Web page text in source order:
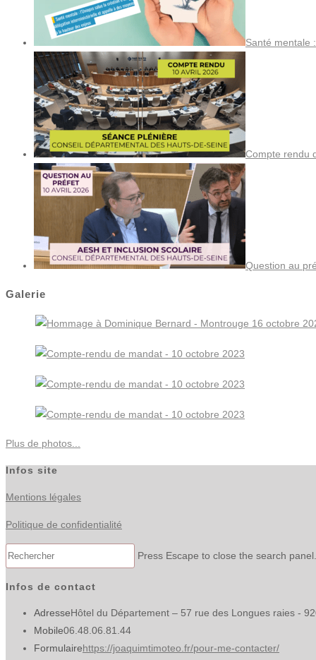
Santé mentale
Compte rendu
Question au
Galerie
Plus de photos...
Infos site
Mentions légales
Politique de confidentialité
Press Escape to close the search panel.
Infos de contact
AdresseHôtel du Département – 57 rue des Longues raies -
Mobile06.48.06.81.44
Formulairehttps://joaquimtimoteo.fr/pour-me-contacter/